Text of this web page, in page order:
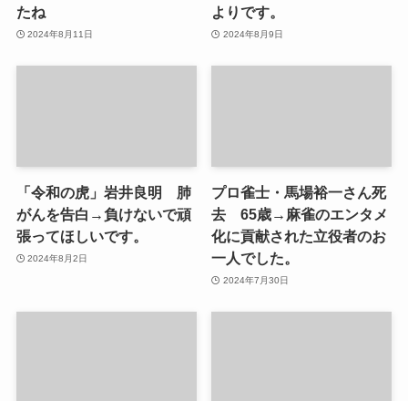
たね
2024年8月11日
よりです。
2024年8月9日
「令和の虎」岩井良明 肺
がんを告白→負けないで頑
張ってほしいです。
2024年8月2日
プロ雀士・馬場裕一さん死
去 65歳→麻雀のエンタメ
化に貢献された立役者のお
一人でした。
2024年7月30日